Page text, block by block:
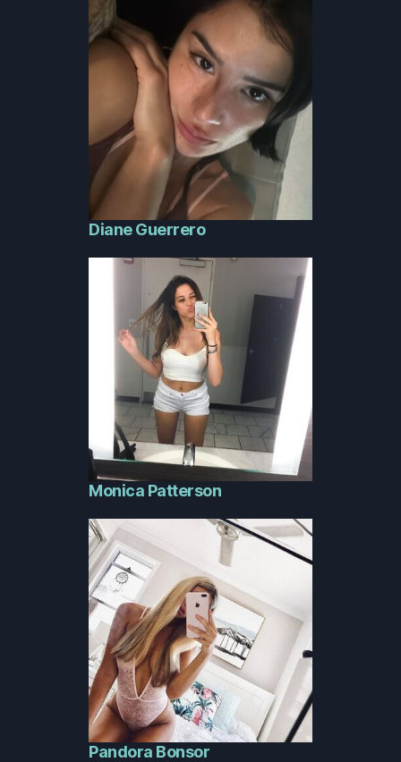
Diane Guerrero
Monica Patterson
Pandora Bonsor